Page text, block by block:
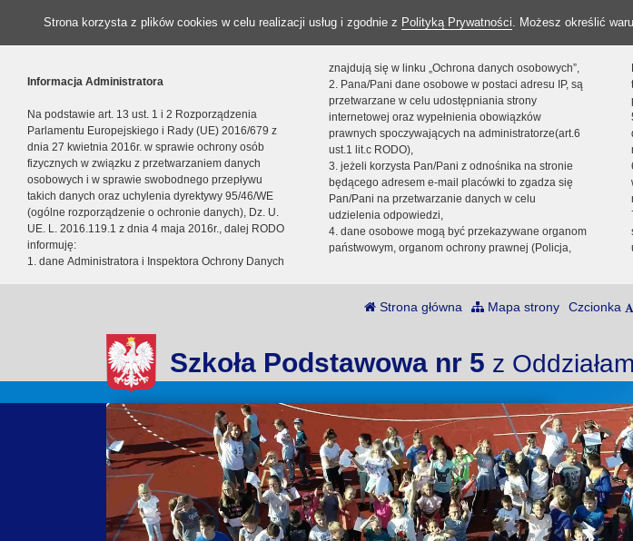
Strona korzysta z plików cookies w celu realizacji usług i zgodnie z Polityką Prywatności. Możesz określić
Informacja Administratora
Na podstawie art. 13 ust. 1 i 2 Rozporządzenia
Parlamentu Europejskiego i Rady (UE) 2016/679 z
dnia 27 kwietnia 2016r. w sprawie ochrony osób
fizycznych w związku z przetwarzaniem danych
osobowych i w sprawie swobodnego przepływu
takich danych oraz uchylenia dyrektywy 95/46/WE
(ogólne rozporządzenie o ochronie danych), Dz. U.
UE. L. 2016.119.1 z dnia 4 maja 2016r., dalej RODO
informuję:
1. dane Administratora i Inspektora Ochrony Danych
znajdują się w linku „Ochrona danych osobowych”,
2. Pana/Pani dane osobowe w postaci adresu IP, są
przetwarzane w celu udostępniania strony
internetowej oraz wypełnienia obowiązków
prawnych spoczywających na administratorze(art.6
ust.1 lit.c RODO),
3. jeżeli korzysta Pan/Pani z odnośnika na stronie
będącego adresem e-mail placówki to zgadza się
Pan/Pani na przetwarzanie danych w celu
udzielenia odpowiedzi,
4. dane osobowe mogą być przekazywane organom
państwowym, organom ochrony prawnej (Policja,
Strona główna Mapa strony Czcionka
Szkoła Podstawowa nr 5 z